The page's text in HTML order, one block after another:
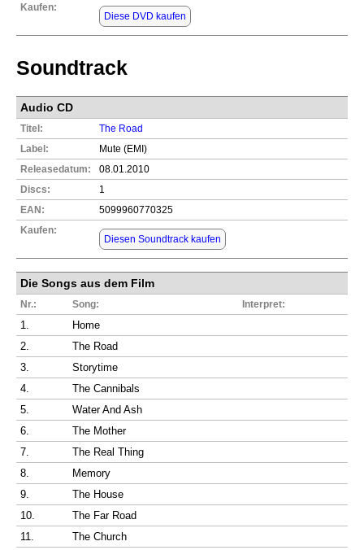
Kaufen:
Diese DVD kaufen
Soundtrack
Audio CD
Titel:
The Road
Label:
Mute (EMI)
Releasedatum:
08.01.2010
Discs:
1
EAN:
5099960770325
Kaufen:
Diesen Soundtrack kaufen
Die Songs aus dem Film
Nr.: Song: Interpret:
1.
Home
2.
The Road
3.
Storytime
4.
The Cannibals
5.
Water And Ash
6.
The Mother
7.
The Real Thing
8.
Memory
9.
The House
10.
The Far Road
11.
The Church